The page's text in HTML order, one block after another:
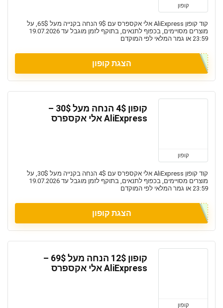
קופון
קוד קופון AliExpress אלי אקספרס עם 9$ הנחה בקנייה מעל 65$, על
מוצרים מסויימים, בכפוף לתנאים, בתוקף לזמן מוגבל עד 19.07.2026
23:59 או גמר המלאי לפי המוקדם
הצגת קופון
קופון
קופון 4$ הנחה מעל 30$ –
AliExpress אלי אקספרס
קוד קופון AliExpress אלי אקספרס עם 4$ הנחה בקנייה מעל 30$, על
מוצרים מסויימים, בכפוף לתנאים, בתוקף לזמן מוגבל עד 19.07.2026
23:59 או גמר המלאי לפי המוקדם
הצגת קופון
קופון
קופון 12$ הנחה מעל 69$ –
AliExpress אלי אקספרס